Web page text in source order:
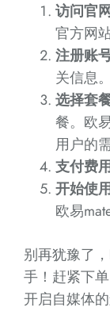
访问官
官方网站
注册账
关信息。
选择套
餐。欧
用户的需
支付费
开始使
欧易
别再犹豫了
手！赶紧下
开启自媒体